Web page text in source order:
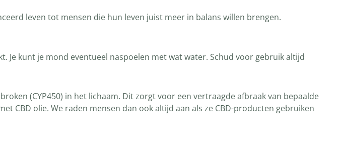
leven tot mensen die hun leven juist meer in balans willen brengen.
kunt je mond eventueel naspoelen met wat water. Schud voor gebruik altijd
(CYP450) in het lichaam. Dit zorgt voor een vertraagde afbraak van bepaalde
CBD olie. We raden mensen dan ook altijd aan als ze CBD-producten gebruiken